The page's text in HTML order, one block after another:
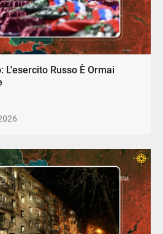
L'esercito Russo È Ormai